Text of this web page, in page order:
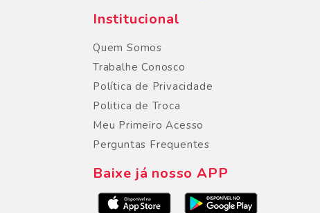
Institucional
Quem Somos
Trabalhe Conosco
Política de Privacidade
Politica de Troca
Meu Primeiro Acesso
Perguntas Frequentes
Baixe já nosso APP